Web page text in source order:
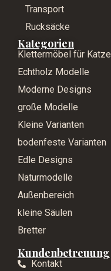
Transport
Rucksäcke
Kategorien
Klettermöbel für
Echtholz Modelle
Moderne Designs
große Modelle
Kleine Varianten
bodenfeste Varianten
Edle Designs
Naturmodelle
Außenbereich
kleine Säulen
Bretter
Kundenbetreuung
Kontakt